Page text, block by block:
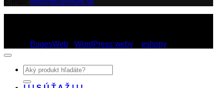
info@thcentrum.sk
BugesWeb WordPress weby eshopy
Hľadať: